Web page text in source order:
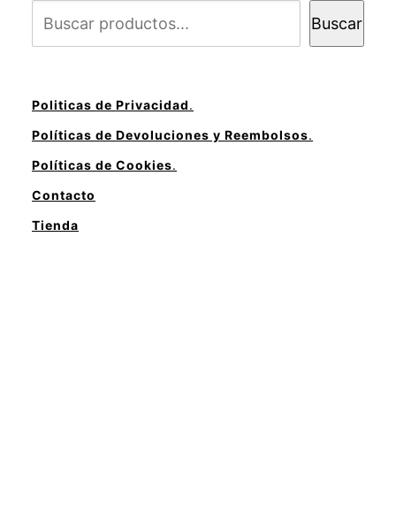
Buscar
Politicas de Privacidad.
Políticas de Devoluciones y Reembolsos.
Políticas de Cookies.
Contacto
Tienda